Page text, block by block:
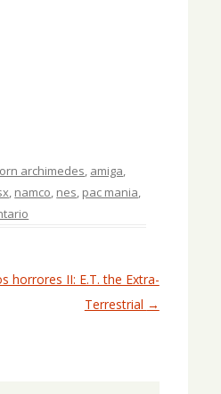
archimedes, amiga,
, namco, nes, pac mania,
horrores II: E.T. the Extra-
Terrestrial →